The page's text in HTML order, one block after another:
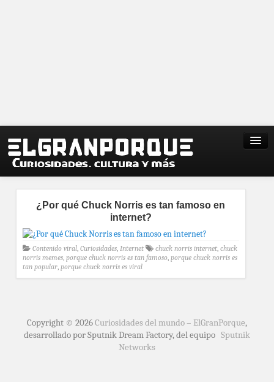
¿Por qué Chuck Norris es tan famoso en
internet?
Contenido viral, Curiosidades, Internet chuck norris internet, chuck
norris memes, porque chuck norris es tan famoso, porque chuck norris es
tan popular, porque chuck norris es viral
Copyright © 2026Curiosidades del mundo – ElGranPorque,
desarrollado por Sputnik Dream Factory, del equipo Sputnik
Networks